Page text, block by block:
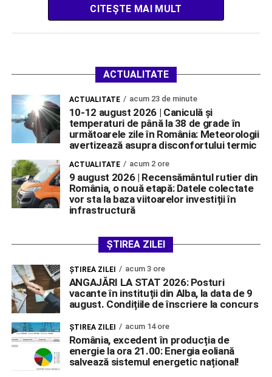
CITEȘTE MAI MULT
ACTUALITATE
ACTUALITATE acum 23 de minute
10-12 august 2026 | Caniculă și
temperaturi de până la 38 de grade în
următoarele zile în România: Meteorologii
avertizează asupra disconfortului termic
ACTUALITATE acum 2 ore
9 august 2026 | Recensământul rutier din
România, o nouă etapă: Datele colectate
vor sta la baza viitoarelor investiții în
infrastructură
ȘTIREA ZILEI
ŞTIREA ZILEI acum 3 ore
ANGAJĂRI LA STAT 2026: Posturi
vacante în instituții din Alba, la data de 9
august. Condițiile de înscriere la concurs
ŞTIREA ZILEI acum 14 ore
România, excedent în producția de
energie la ora 21.00: Energia eoliană
salvează sistemul energetic național!